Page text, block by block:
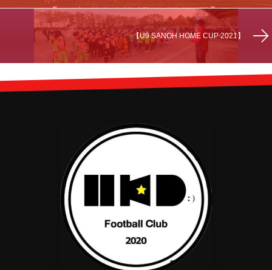
【U9 SANOH HOME CUP 2021】